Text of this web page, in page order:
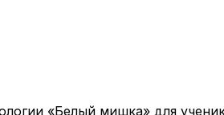
«Белый мишка» для